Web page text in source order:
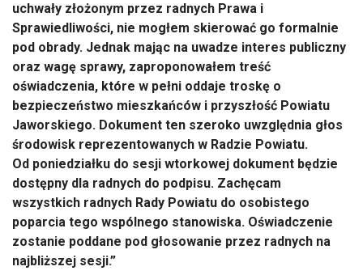
uchwały złożonym przez radnych Prawa i
Sprawiedliwości, nie mogłem skierować go formalnie
pod obrady. Jednak mając na uwadze interes publiczny
oraz wagę sprawy, zaproponowałem treść
oświadczenia, które w pełni oddaje troskę o
bezpieczeństwo mieszkańców i przyszłość Powiatu
Jaworskiego. Dokument ten szeroko uwzględnia głos
środowisk reprezentowanych w Radzie Powiatu.
Od poniedziałku do sesji wtorkowej dokument będzie
dostępny dla radnych do podpisu. Zachęcam
wszystkich radnych Rady Powiatu do osobistego
poparcia tego wspólnego stanowiska. Oświadczenie
zostanie poddane pod głosowanie przez radnych na
najbliższej sesji.”